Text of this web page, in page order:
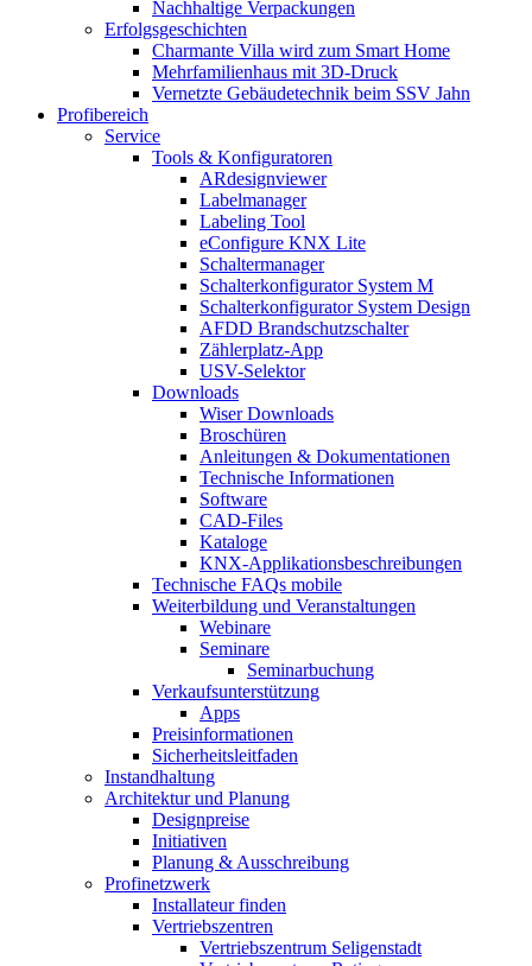
Nachhaltige Verpackungen
Erfolgsgeschichten
Charmante Villa wird zum Smart Home
Mehrfamilienhaus mit 3D-Druck
Vernetzte Gebäudetechnik beim SSV Jahn
Profibereich
Service
Tools & Konfiguratoren
ARdesignviewer
Labelmanager
Labeling Tool
eConfigure KNX Lite
Schaltermanager
Schalterkonfigurator System M
Schalterkonfigurator System Design
AFDD Brandschutzschalter
Zählerplatz-App
USV-Selektor
Downloads
Wiser Downloads
Broschüren
Anleitungen & Dokumentationen
Technische Informationen
Software
CAD-Files
Kataloge
KNX-Applikationsbeschreibungen
Technische FAQs mobile
Weiterbildung und Veranstaltungen
Webinare
Seminare
Seminarbuchung
Verkaufsunterstützung
Apps
Preisinformationen
Sicherheitsleitfaden
Instandhaltung
Architektur und Planung
Designpreise
Initiativen
Planung & Ausschreibung
Profinetzwerk
Installateur finden
Vertriebszentren
Vertriebszentrum Seligenstadt